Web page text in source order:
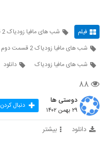
فیلم
شب های مافیا زودیاک 2 قسمت 2
شب های مافیا زودیاک 2 قسمت دوم
شب های مافیا زودیاک
دانلود
۸۸
دوستی ها
۲۹ بهمن ۱۴۰۲ دنبال کردن
دانلود بیشتر